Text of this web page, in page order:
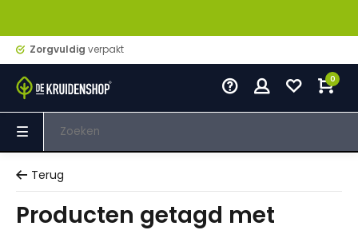
Zorgvuldig verpakt
0
Terug
Producten getagd met